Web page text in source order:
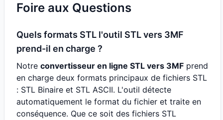
Foire aux Questions
Quels formats STL l'outil STL vers 3MF
prend-il en charge ?
Notre convertisseur en ligne STL vers 3MF prend
en charge deux formats principaux de fichiers STL
: STL Binaire et STL ASCII. L'outil détecte
automatiquement le format du fichier et traite en
conséquence. Que ce soit des fichiers STL